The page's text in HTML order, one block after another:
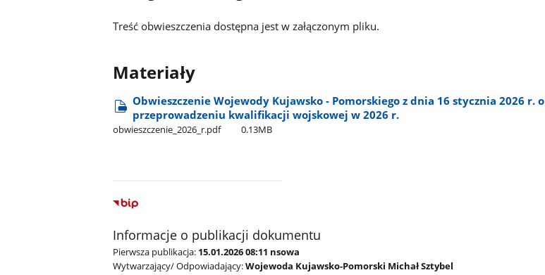
Treść obwieszczenia dostępna jest w załączonym pliku.
Materiały
Obwieszczenie Wojewody Kujawsko - Pomorskiego z dnia 16 stycznia 2026 r. o
przeprowadzeniu kwalifikacji wojskowej w 2026 r.
obwieszczenie​_2026​_r.pdf 0.13MB
Informacje o publikacji dokumentu
Pierwsza publikacja: 15.01.2026 08:11 nsowa
Wytwarzający/ Odpowiadający:Wojewoda Kujawsko-Pomorski Michał Sztybel